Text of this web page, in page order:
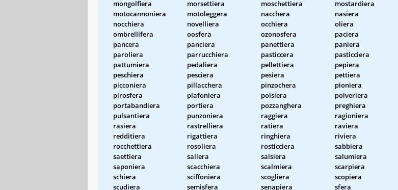
mongolfiera
morsettiera moschettiera
mostardiera
motocannoniera
motoleggera nacchera
nasiera
nocchiera
novelliera occhiera
oliera
ombrellifera
oosfera ozonosfera
paciera
pancera
panciera panettiera
paniera
paroliera
parrucchiera pasticcera
pasticciera
pattumiera
pedaliera pellettiera
pepiera
peschiera
pesciera pesiera
pettiera
picconiera
pillacchera pinzochera
pioniera
pirosfera
plafoniera polsiera
polveriera
portabandiera
portiera pozzanghera
preghiera
pulsantiera
punzoniera raggiera
ragioniera
rasiera
rastrelliera ratiera
raviera
redditiera
rigattiera ringhiera
riviera
rocchettiera
rosoliera rosticciera
sabbiera
saettiera
saliera salsiera
salumiera
saponiera
scacchiera scalmiera
scarpiera
schiera
sciffoniera scogliera
scopiera
scudiera
semisfera senapiera
sfera